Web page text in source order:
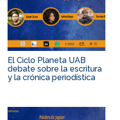
El Ciclo Planeta UAB
debate sobre la escritura
y la crónica periodística